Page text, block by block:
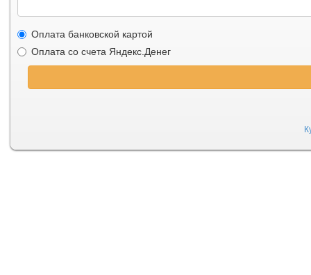
Оплата банковской картой
Оплата со счета Яндекс.Денег